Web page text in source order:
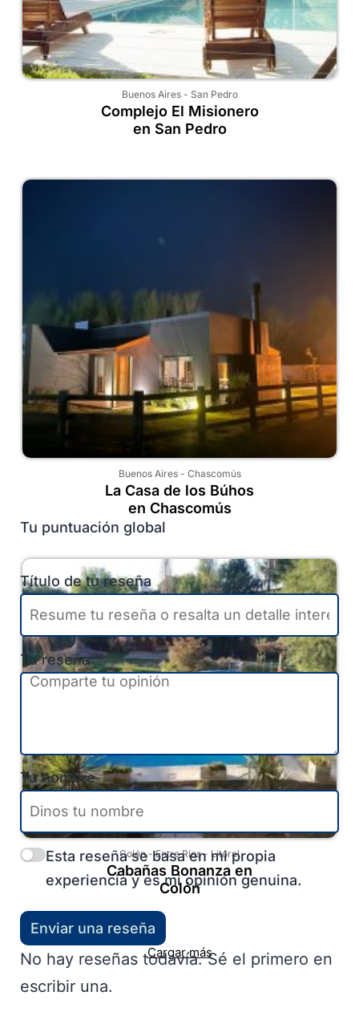
Buenos Aires- San Pedro
Complejo El Misionero
en San Pedro
Buenos Aires- Chascomús
La Casa de los Búhos
en Chascomús
Colón-Entre Ríos- Litoral
Cabañas Bonanza en
Colón
Cargar más
Tu puntuación global
Título de tu reseña
Tu reseña
Tu nombre
Esta reseña se basa en mi propia
experiencia y es mi opinión genuina.
Enviar una reseña
No hay reseñas todavía. Sé el primero en
escribir una.